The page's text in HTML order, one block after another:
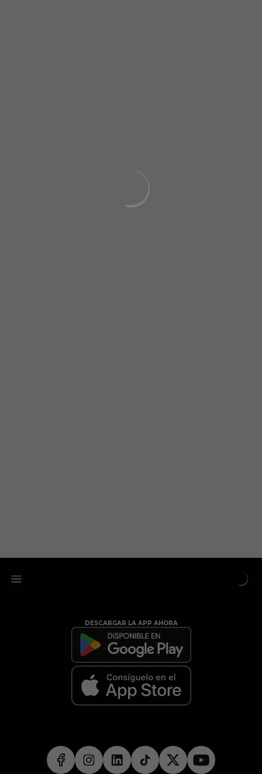
DESCARGAR LA APP AHORA